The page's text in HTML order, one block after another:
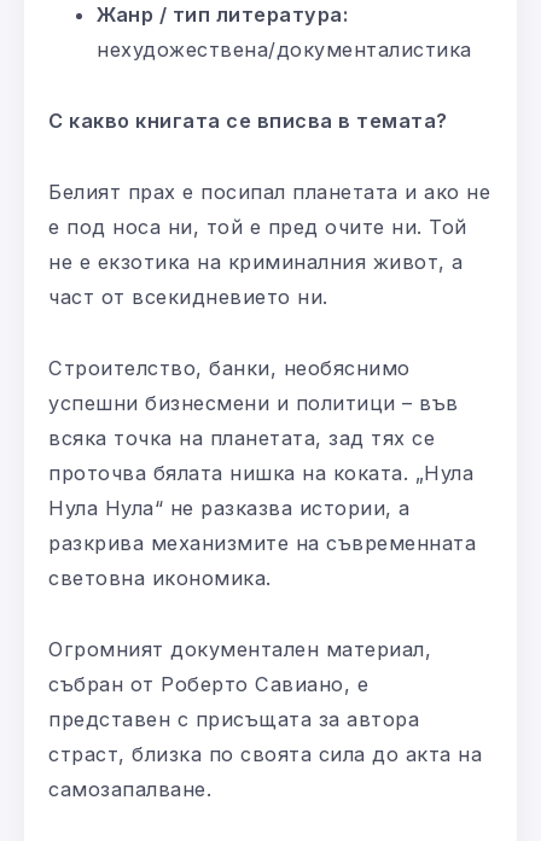
Жанр / тип литература:
нехудожествена/документалистика
С какво книгата се вписва в темата?
Белият прах е посипал планетата и ако не
е под носа ни, той е пред очите ни. Той
не е екзотика на криминалния живот, а
част от всекидневието ни.
Строителство, банки, необяснимо
успешни бизнесмени и политици – във
всяка точка на планетата, зад тях се
проточва бялата нишка на коката. „Нула
Нула Нула“ не разказва истории, а
разкрива механизмите на съвременната
световна икономика.
Огромният документален материал,
събран от Роберто Савиано, е
представен с присъщата за автора
страст, близка по своята сила до акта на
самозапалване.